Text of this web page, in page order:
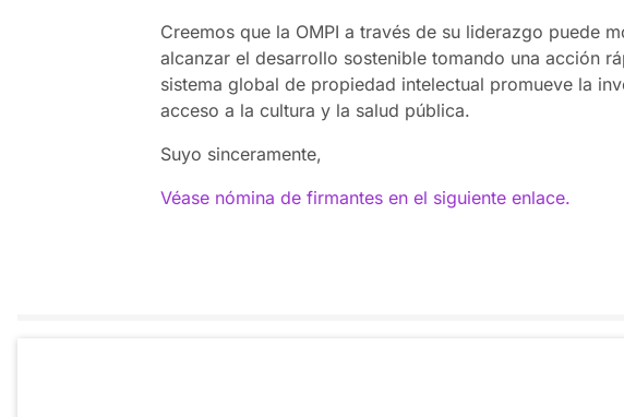
Creemos que la OMPI a través de su liderazgo puede
alcanzar el desarrollo sostenible tomando una acción
sistema global de propiedad intelectual promueve la
acceso a la cultura y la salud pública.
Suyo sinceramente,
Véase nómina de firmantes en el siguiente enlace.